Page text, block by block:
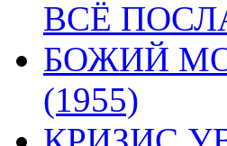
ВСЁ
БОЖИЙ
(1955)